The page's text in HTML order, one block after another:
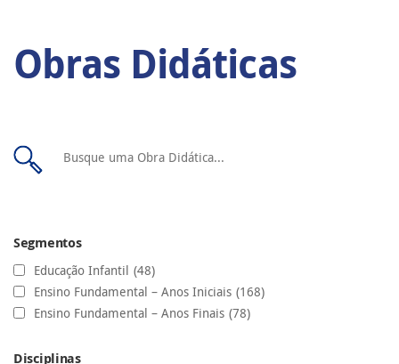
Obras Didáticas
Segmentos
Educação Infantil (48)
Ensino Fundamental – Anos Iniciais (168)
Ensino Fundamental – Anos Finais (78)
Disciplinas